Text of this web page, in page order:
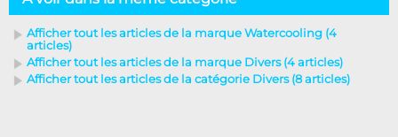
Afficher tout les articles de la marque Watercooling (4
articles)
Afficher tout les articles de la marque Divers (4 articles)
Afficher tout les articles de la catégorie Divers (8 articles)